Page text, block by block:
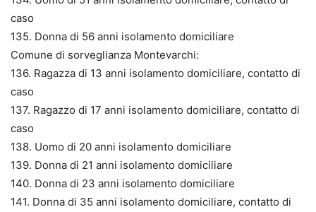
caso
135. Donna di 56 anni isolamento domiciliare
Comune di sorveglianza Montevarchi:
136. Ragazza di 13 anni isolamento domiciliare, contatto di
caso
137. Ragazzo di 17 anni isolamento domiciliare, contatto di
caso
138. Uomo di 20 anni isolamento domiciliare
139. Donna di 21 anni isolamento domiciliare
140. Donna di 23 anni isolamento domiciliare
141. Donna di 35 anni isolamento domiciliare, contatto di